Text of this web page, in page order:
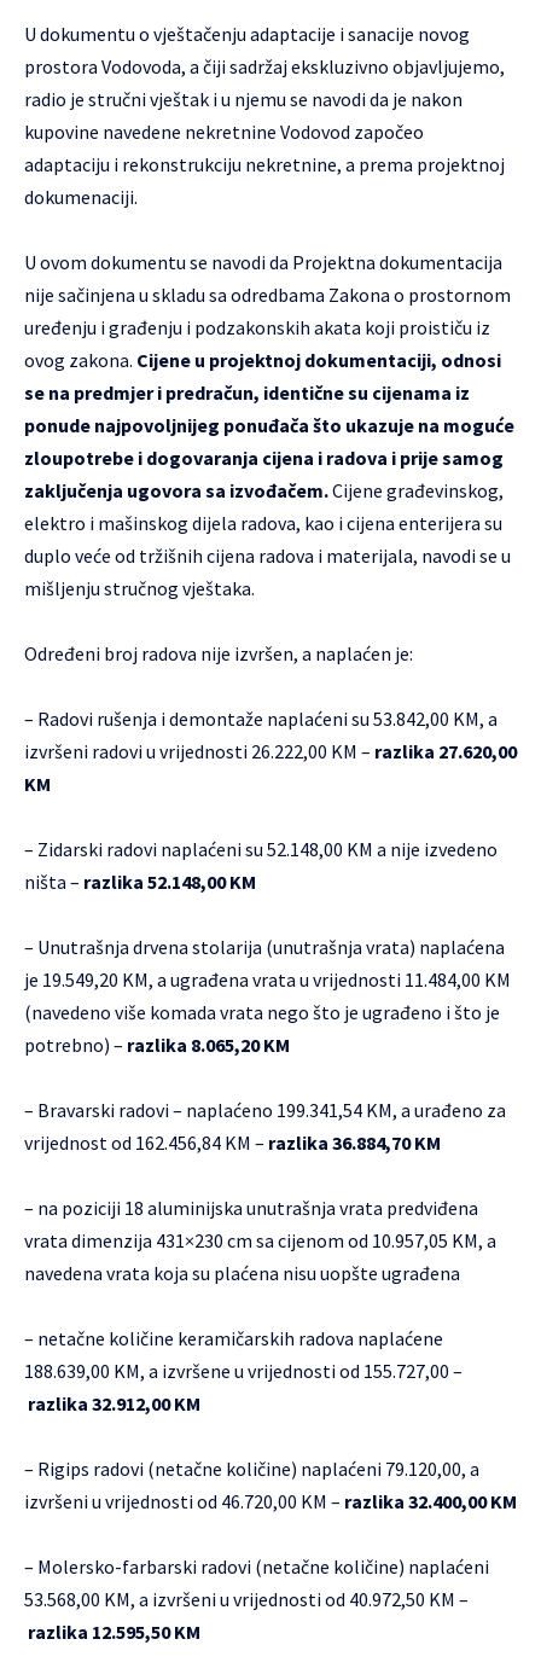
U dokumentu o vještačenju adaptacije i sanacije novog
prostora Vodovoda, a čiji sadržaj ekskluzivno objavljujemo,
radio je stručni vještak i u njemu se navodi da je nakon
kupovine navedene nekretnine Vodovod započeo
adaptaciju i rekonstrukciju nekretnine, a prema projektnoj
dokumenaciji.
U ovom dokumentu se navodi da Projektna dokumentacija
nije sačinjena u skladu sa odredbama Zakona o prostornom
uređenju i građenju i podzakonskih akata koji proističu iz
ovog zakona. Cijene u projektnoj dokumentaciji, odnosi
se na predmjer i predračun, identične su cijenama iz
ponude najpovoljnijeg ponuđača što ukazuje na moguće
zloupotrebe i dogovaranja cijena i radova i prije samog
zaključenja ugovora sa izvođačem.Cijene građevinskog,
elektro i mašinskog dijela radova, kao i cijena enterijera su
duplo veće od tržišnih cijena radova i materijala, navodi se u
mišljenju stručnog vještaka.
Određeni broj radova nije izvršen, a naplaćen je:
– Radovi rušenja i demontaže naplaćeni su 53.842,00 KM, a
izvršeni radovi u vrijednosti 26.222,00 KM – razlika 27.620,00
KM
– Zidarski radovi naplaćeni su 52.148,00 KM a nije izvedeno
ništa – razlika 52.148,00 KM
– Unutrašnja drvena stolarija (unutrašnja vrata) naplaćena
je 19.549,20 KM, a ugrađena vrata u vrijednosti 11.484,00 KM
(navedeno više komada vrata nego što je ugrađeno i što je
potrebno) – razlika 8.065,20 KM
– Bravarski radovi – naplaćeno 199.341,54 KM, a urađeno za
vrijednost od 162.456,84 KM – razlika 36.884,70 KM
– na poziciji 18 aluminijska unutrašnja vrata predviđena
vrata dimenzija 431×230 cm sa cijenom od 10.957,05 KM, a
navedena vrata koja su plaćena nisu uopšte ugrađena
– netačne količine keramičarskih radova naplaćene
188.639,00 KM, a izvršene u vrijednosti od 155.727,00 –
razlika 32.912,00 KM
– Rigips radovi (netačne količine) naplaćeni 79.120,00, a
izvršeni u vrijednosti od 46.720,00 KM – razlika 32.400,00 KM
– Molersko-farbarski radovi (netačne količine) naplaćeni
53.568,00 KM, a izvršeni u vrijednosti od 40.972,50 KM –
razlika 12.595,50 KM